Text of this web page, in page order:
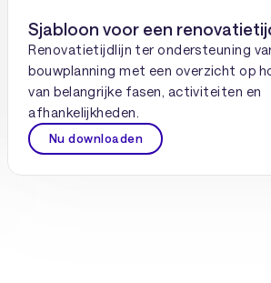
Sjabloon voor een
Renovatietijdlijn ter ondersteuning
bouwplanning met een overzicht op
van belangrijke fasen, activiteiten en
afhankelijkheden.
Nu downloaden